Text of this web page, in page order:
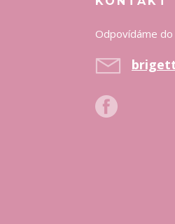
Odpovídáme do